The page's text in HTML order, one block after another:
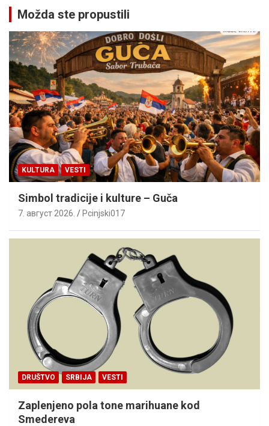
Možda ste propustili
KULTURA VESTI
Simbol tradicije i kulture – Guča
7. август 2026. Pcinjski017
DRUŠTVO SRBIJA VESTI
Zaplenjeno pola tone marihuane kod
Smedereva